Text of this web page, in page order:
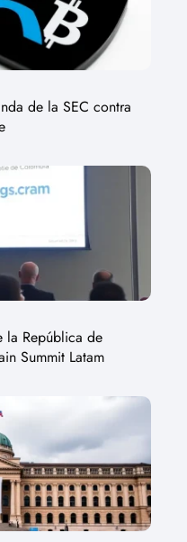
de la SEC contra
la República de
Summit Latam